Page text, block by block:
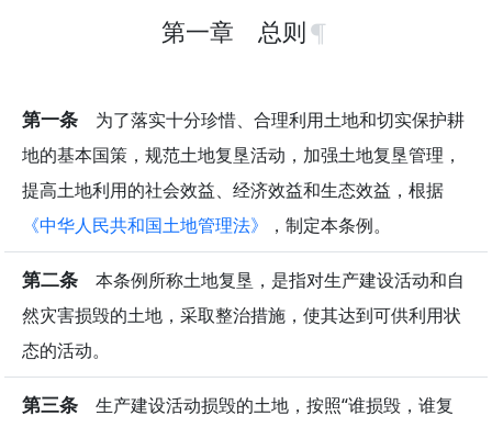
第一章 总则
第一条 为了落实十分珍惜、合理利用土地和切实保护耕
地的基本国策，规范土地复垦活动，加强土地复垦管理，
提高土地利用的社会效益、经济效益和生态效益，根据
《中华人民共和国土地管理法》
，制定本条例。
第二条 本条例所称土地复垦，是指对生产建设活动和自
然灾害损毁的土地，采取整治措施，使其达到可供利用状
态的活动。
第三条 生产建设活动损毁的土地，按照“谁损毁，谁复